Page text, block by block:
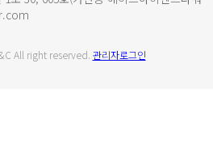
All right reserved. 관리자로그인